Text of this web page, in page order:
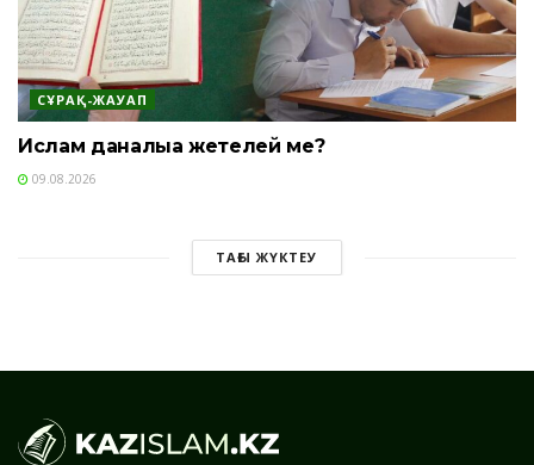
СҰРАҚ-ЖАУАП
Ислам даналыққа жетелей ме?
09.08.2026
ТАҒЫ ЖҮКТЕУ